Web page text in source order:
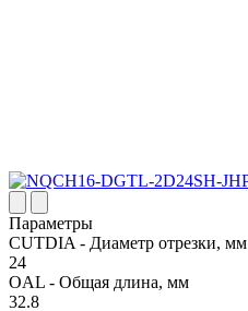
Параметры
CUTDIA - Диаметр отрезки, мм
24
OAL - Общая длина, мм
32.8